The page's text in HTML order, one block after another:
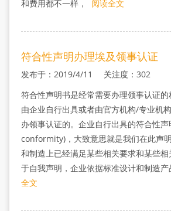
和费用都不一样，
阅读全文
符合性声明办理埃及领事认证
发布于：2019/4/11 关注度：302
符合性声明书是经常需要办理领事认证
由企业自行出具或者由官方机构/专业机
办领事认证的。企业自行出具的符合性
conformity)，大致意思就是我们在此声
和制造上已经满足某些相关要求和某些
于自我声明，企业依据标准设计和制造
全文